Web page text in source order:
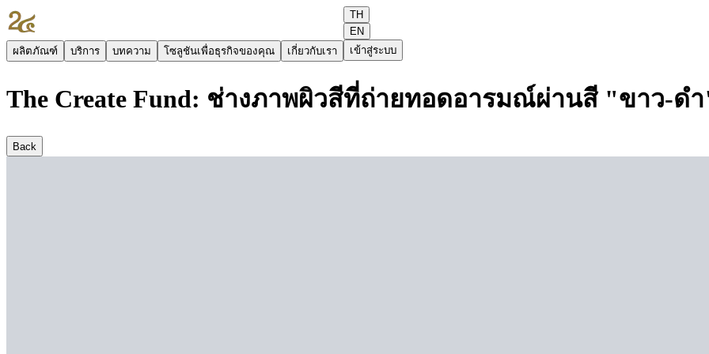
ผลิตภัณฑ์ บริการ บทความ โซลูชันเพื่อธุรกิจของคุณ เกี่ยวกับเรา
TH
EN
เข้าสู่ระบบ
The Create Fund: ช่างภาพผิวสีที่ถ่ายทอดอารมณ์ผ่านสี "ขาว-ด
Back